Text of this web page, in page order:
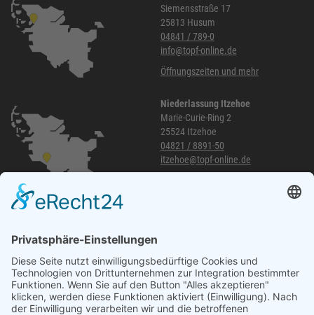
Siemensstraße 17
25813 Husum
04841 / 789-0
info@topf-online.de
Öffnungszeiten und mehr
Niederlassung Itzehoe
Marie-Curie-Ring 2
25524 Itzehoe
04821 / 8891-50
itzehoe@topf-online.de
040 / 21 04 04 04-04
glinde@topf-online.de
Öffnungszeiten und mehr